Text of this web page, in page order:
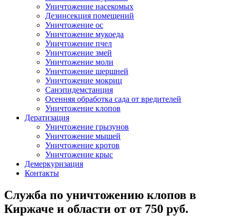
Уничтожение насекомых
Дезинсекция помещений
Уничтожение ос
Уничтожение мукоеда
Уничтожение пчел
Уничтожение змей
Уничтожение моли
Уничтожение шершней
Уничтожение мокриц
Санэпидемстанция
Осенняя обработка сада от вредителей
Уничтожение клопов
Дератизация
Уничтожение грызунов
Уничтожение мышей
Уничтожение кротов
Уничтожение крыс
Демеркуризация
Контакты
Служба по уничтожению клопов в
Киржаче и области от от 750 руб.